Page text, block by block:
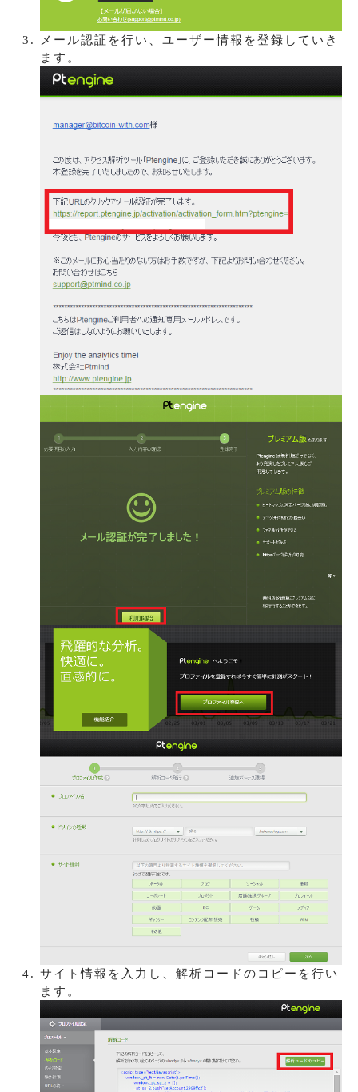
メール認証を行い、ユーザー情報を登録していき
ます。
サイト情報を入力し、解析コードのコピーを行い
ます。